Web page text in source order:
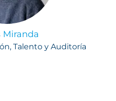
Miranda
Talento y Auditoría